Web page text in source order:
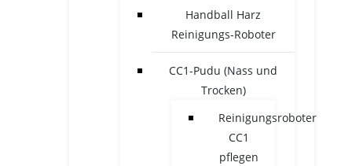
Handball Harz
Reinigungs-Roboter
CC1-Pudu (Nass und
Trocken)
Reinigungsroboter
CC1
pflegen